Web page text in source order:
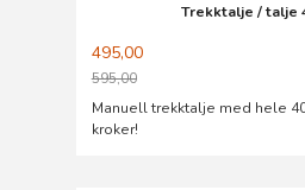
Trekktalje / talje
495,00
595,00
Rabatt
Manuell trekktalje med hele
kroker!